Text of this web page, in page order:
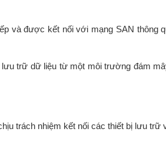
và được kết nối với mạng SAN thông
trữ dữ liệu từ một môi trường đám
trách nhiệm kết nối các thiết bị lưu trữ